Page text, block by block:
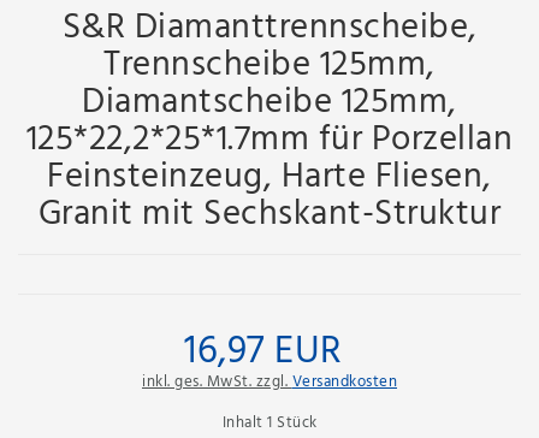
S&R Diamanttrennscheibe,
Trennscheibe 125mm,
Diamantscheibe 125mm,
125*22,2*25*1.7mm für Porzellan
Feinsteinzeug, Harte Fliesen,
Granit mit Sechskant-Struktur
16,97 EUR
inkl. ges. MwSt. zzgl.Versandkosten
Inhalt1 Stück